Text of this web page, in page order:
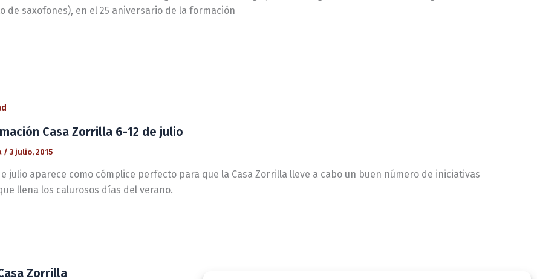
de saxofones), en el 25 aniversario de la formación
Casa Zorrilla 6-12 de julio
/ 3 julio, 2015
julio aparece como cómplice perfecto para que la Casa Zorrilla lleve a cabo un buen número de iniciativas
llena los calurosos días del verano.
Zorrilla